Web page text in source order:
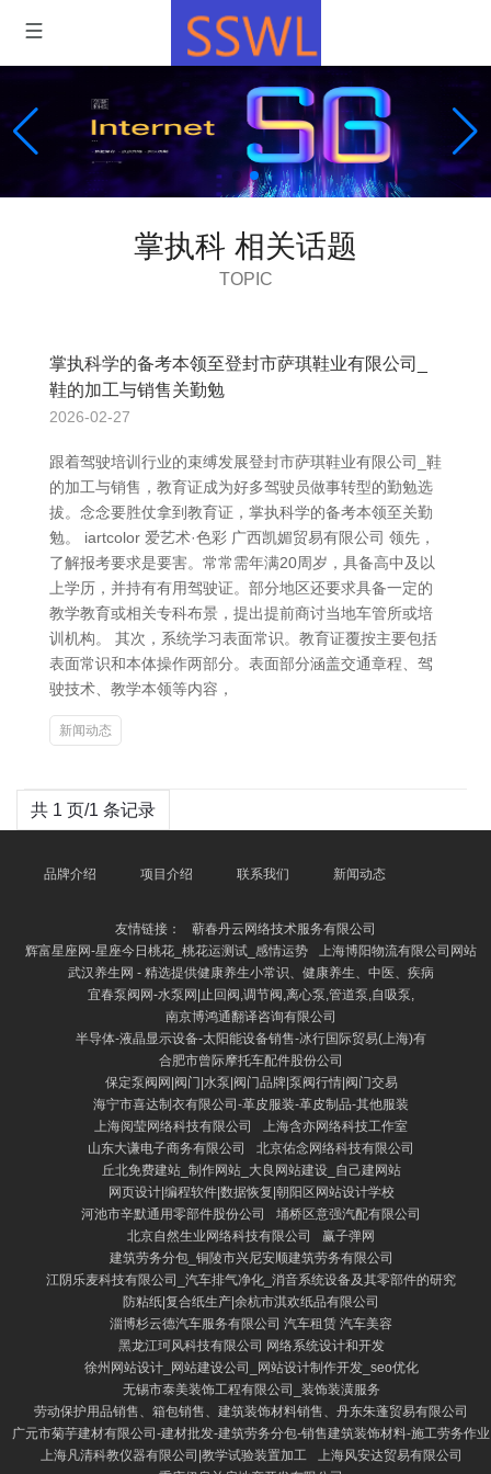
掌执科 相关话题
TOPIC
掌执科学的备考本领至登封市萨琪鞋业有限公司_
鞋的加工与销售关勤勉
2026-02-27
跟着驾驶培训行业的束缚发展登封市萨琪鞋业有限公司_鞋
的加工与销售，教育证成为好多驾驶员做事转型的勤勉选
拔。念念要胜仗拿到教育证，掌执科学的备考本领至关勤
勉。 iartcolor 爱艺术·色彩 广西凯媚贸易有限公司 领先，
了解报考要求是要害。常常需年满20周岁，具备高中及以
上学历，并持有有用驾驶证。部分地区还要求具备一定的
教学教育或相关专科布景，提出提前商讨当地车管所或培
训机构。 其次，系统学习表面常识。教育证覆按主要包括
表面常识和本体操作两部分。表面部分涵盖交通章程、驾
驶技术、教学本领等内容，
新闻动态
共 1 页/1 条记录
品牌介绍 项目介绍 联系我们 新闻动态
友情链接：
蕲春丹云网络技术服务有限公司
辉富星座网-星座今日桃花_桃花运测试_感情运势
上海博阳物流有限公司网站
武汉养生网 - 精选提供健康养生小常识、健康养生、中医、疾病
宜春泵阀网-水泵网|止回阀,调节阀,离心泵,管道泵,自吸泵,
南京博鸿通翻译咨询有限公司
半导体-液晶显示设备-太阳能设备销售-冰行国际贸易(上海)有
合肥市曾际摩托车配件股份公司
保定泵阀网|阀门|水泵|阀门品牌|泵阀行情|阀门交易
海宁市喜达制衣有限公司-革皮服装-革皮制品-其他服装
上海阅莹网络科技有限公司
上海含亦网络科技工作室
山东大谦电子商务有限公司
北京佑念网络科技有限公司
丘北免费建站_制作网站_大良网站建设_自己建网站
网页设计|编程软件|数据恢复|朝阳区网站设计学校
河池市辛默通用零部件股份公司
埇桥区意强汽配有限公司
北京自然生业网络科技有限公司
赢子弹网
建筑劳务分包_铜陵市兴尼安顺建筑劳务有限公司
江阴乐麦科技有限公司_汽车排气净化_消音系统设备及其零部件的研究
防粘纸|复合纸生产|余杭市淇欢纸品有限公司
淄博杉云德汽车服务有限公司 汽车租赁 汽车美容
黑龙江珂风科技有限公司 网络系统设计和开发
徐州网站设计_网站建设公司_网站设计制作开发_seo优化
无锡市泰美装饰工程有限公司_装饰装潢服务
劳动保护用品销售、箱包销售、建筑装饰材料销售、丹东朱蓬贸易有限公司
广元市菊芋建材有限公司-建材批发-建筑劳务分包-销售建筑装饰材料-施工劳务作业
上海凡清科教仪器有限公司|教学试验装置加工
上海风安达贸易有限公司